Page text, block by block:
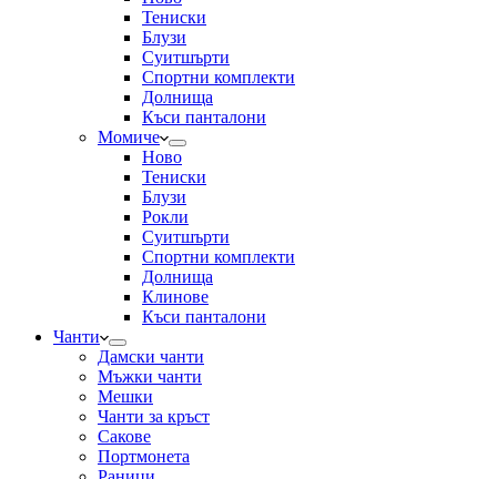
Тениски
Блузи
Суитшърти
Спортни комплекти
Долнища
Къси панталони
Момиче
Ново
Тениски
Блузи
Рокли
Суитшърти
Спортни комплекти
Долнища
Клинове
Къси панталони
Чанти
Дамски чанти
Мъжки чанти
Мешки
Чанти за кръст
Сакове
Портмонета